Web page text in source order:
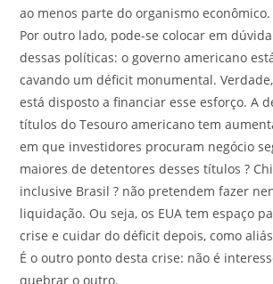
ao menos parte do organismo econômico.
Por outro lado, pode-se colocar em
dessas políticas: o governo americano
cavando um déficit monumental.
está disposto a financiar esse esforço. A
títulos do Tesouro americano tem
em que investidores procuram negócio
maiores de detentores desses títulos ?
inclusive Brasil ? não pretendem fazer
liquidação. Ou seja, os EUA tem espaço
crise e cuidar do déficit depois, como
É o outro ponto desta crise: não é
quebrar o outro.